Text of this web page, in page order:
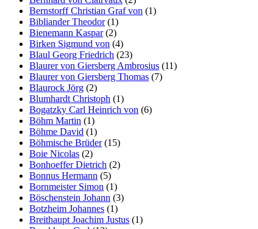
Bernstorff Christian Graf von (1)
Bibliander Theodor(1)
Bienemann Kaspar(2)
Birken Sigmund von (4)
Blaul Georg Friedrich (23)
Blaurer von Giersberg Ambrosius (11)
Blaurer von Giersberg Thomas (7)
Blaurock Jörg (2)
Blumhardt Christoph (1)
Bogatzky Carl Heinrich von (6)
Böhm Martin (1)
Böhme David (1)
Böhmische Brüder(15)
Boie Nicolas (2)
Bonhoeffer Dietrich (2)
Bonnus Hermann (5)
Bornmeister Simon (1)
Böschenstein Johann (3)
Botzheim Johannes (1)
Breithaupt Joachim Justus (1)